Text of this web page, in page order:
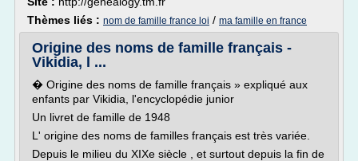
Thèmes liés : nom de famille france loi / ma famille en france
Origine des noms de famille français -
Vikidia, l ...
� Origine des noms de famille français » expliqué aux
enfants par Vikidia, l'encyclopédie junior
Un livret de famille de 1948
L' origine des noms de familles français est très variée.
Depuis le milieu du XIXe siècle , et surtout depuis la fin de